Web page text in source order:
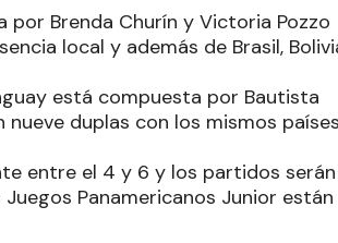
Brenda Churín y Victoria Pozzo
local y además de Brasil,
está compuesta por Bautista
duplas con los mismos países
entre el 4 y 6 y los partidos serán
Panamericanos Junior están